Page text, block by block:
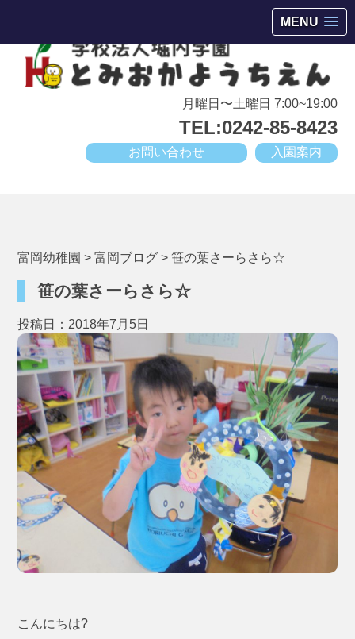
MENU
月曜日〜土曜日 7:00~19:00
TEL:0242-85-8423
入園案内
お問い合わせ
富岡幼稚園 >富岡ブログ > 笹の葉さーらさら☆
笹の葉さーらさら☆
投稿日：2018年7月5日
こんにちは?